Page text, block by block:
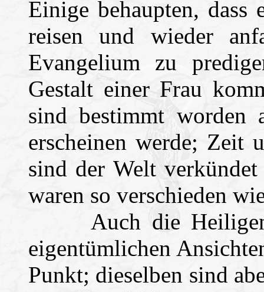
Einige behaupten,
reisen und wieder
Evangelium zu
Gestalt einer Frau
sind bestimmt worden
erscheinen werde; Zeit
sind der Welt
waren so verschieden
Auch die Heiligen
eigentümlichen
Punkt; dieselben sind